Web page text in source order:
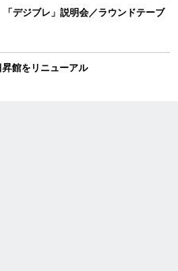
デジブレ」説明会／ラウンドテーブ
館をリニューアル